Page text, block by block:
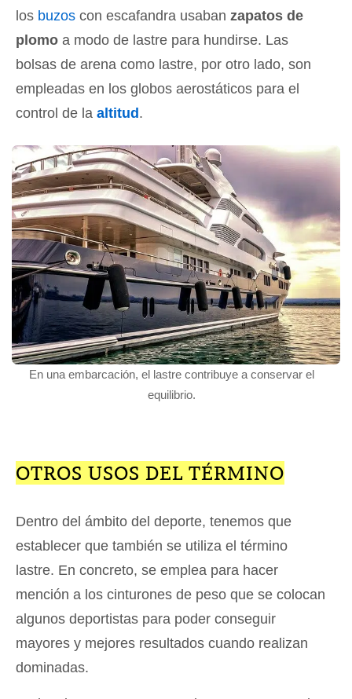
los buzos con escafandra usaban zapatos de
plomo a modo de lastre para hundirse. Las
bolsas de arena como lastre, por otro lado, son
empleadas en los globos aerostáticos para el
control de la altitud .
En una embarcación, el lastre contribuye a conservar el
equilibrio.
OTROS USOS DEL TÉRMINO
Dentro del ámbito del deporte, tenemos que
establecer que también se utiliza el término
lastre. En concreto, se emplea para hacer
mención a los cinturones de peso que se colocan
algunos deportistas para poder conseguir
mayores y mejores resultados cuando realizan
dominadas.